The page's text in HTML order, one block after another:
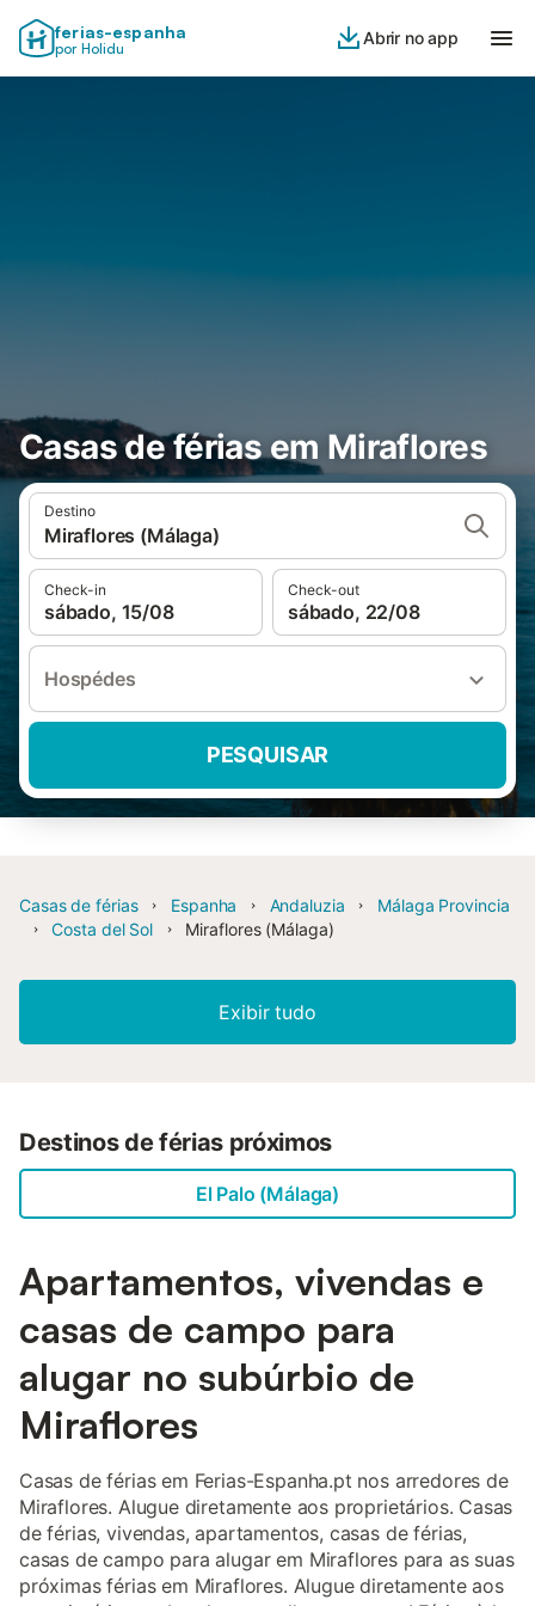
ferias-espanha
por Holidu
Abrir no app
Casas de férias em Miraflores
Destino
Miraflores (Málaga)
Check-in
sábado, 15/08
Check-out
sábado, 22/08
Hospédes
PESQUISAR
Casas de férias Espanha Andaluzia
Málaga Provincia
Costa del Sol
Miraflores (Málaga)
Exibir tudo
Destinos de férias próximos
El Palo (Málaga)
Apartamentos, vivendas e
casas de campo para
alugar no subúrbio de
Miraflores
Casas de férias em Ferias-Espanha.pt nos arredores de
Miraflores. Alugue diretamente aos proprietários. Casas
de férias, vivendas, apartamentos, casas de férias,
casas de campo para alugar em Miraflores para as suas
próximas férias em Miraflores. Alugue diretamente aos